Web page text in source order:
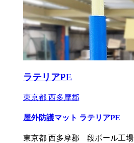
ラテリアPE
東京都 西多摩郡
屋外防護マット ラテリアPE
東京都 西多摩郡 段ボール工場